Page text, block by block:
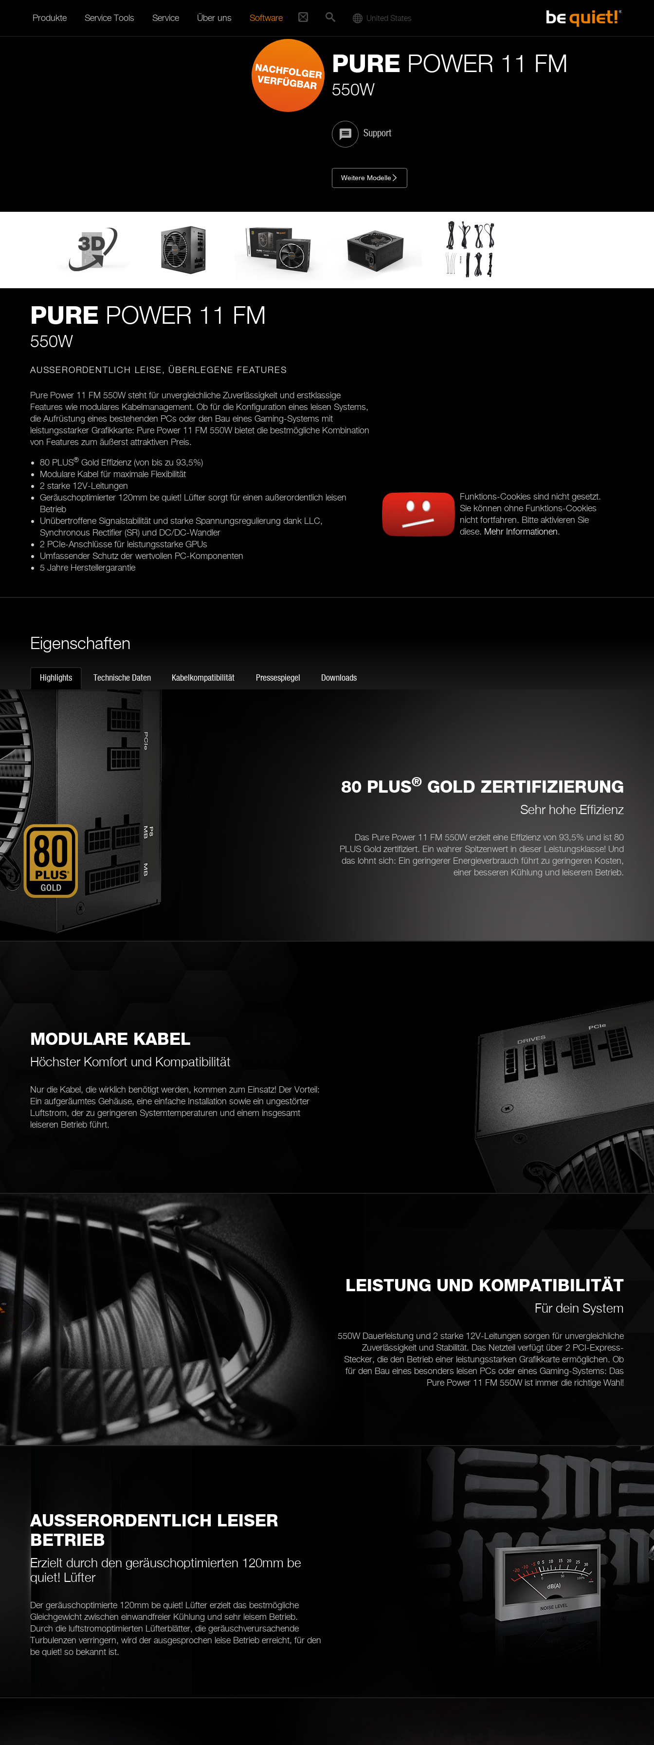
Produkte Service Tools Service Über uns Software United States
PURE POWER 11 FM
550W
Support
Weitere Modelle
PURE POWER 11 FM
550W
AUSSERORDENTLICH LEISE, ÜBERLEGENE FEATURES
Pure Power 11 FM 550W steht für unvergleichliche Zuverlässigkeit und erstklassige
Features wie modulares Kabelmanagement. Ob für die Konfiguration eines leisen Systems,
die Aufrüstung eines bestehenden PCs oder den Bau eines Gaming-Systems mit
leistungsstarker Grafikkarte: Pure Power 11 FM 550W bietet die bestmögliche Kombination
von Features zum äußerst attraktiven Preis.
80 PLUS® Gold Effizienz (von bis zu 93,5%)
Modulare Kabel für maximale Flexibilität
2 starke 12V-Leitungen
Geräuschoptimierter 120mm be quiet! Lüfter sorgt für einen außerordentlich leisen
Betrieb
Unübertroffene Signalstabilität und starke Spannungsregulierung dank LLC,
Synchronous Rectifier (SR) und DC/DC-Wandler
2 PCIe-Anschlüsse für leistungsstarke GPUs
Umfassender Schutz der wertvollen PC-Komponenten
5 Jahre Herstellergarantie
Funktions-Cookies sind nicht gesetzt.
Sie können ohne Funktions-Cookies
nicht fortfahren. Bitte aktivieren Sie
diese. Mehr Informationen.
Eigenschaften
Highlights Technische Daten Kabelkompatibilität Pressespiegel Downloads
80 PLUS® GOLD ZERTIFIZIERUNG
Sehr hohe Effizienz
Das Pure Power 11 FM 550W erzielt eine Effizienz von 93,5% und ist 80
PLUS Gold zertifiziert. Ein wahrer Spitzenwert in dieser Leistungsklasse! Und
das lohnt sich: Ein geringerer Energieverbrauch führt zu geringeren Kosten,
einer besseren Kühlung und leiserem Betrieb.
MODULARE KABEL
Höchster Komfort und Kompatibilität
Nur die Kabel, die wirklich benötigt werden, kommen zum Einsatz! Der Vorteil:
Ein aufgeräumtes Gehäuse, eine einfache Installation sowie ein ungestörter
Luftstrom, der zu geringeren Systemtemperaturen und einem insgesamt
leiseren Betrieb führt.
LEISTUNG UND KOMPATIBILITÄT
Für dein System
550W Dauerleistung und 2 starke 12V-Leitungen sorgen für unvergleichliche
Zuverlässigkeit und Stabilität. Das Netzteil verfügt über 2 PCI-Express-
Stecker, die den Betrieb einer leistungsstarken Grafikkarte ermöglichen. Ob
für den Bau eines besonders leisen PCs oder eines Gaming-Systems: Das
Pure Power 11 FM 550W ist immer die richtige Wahl!
AUSSERORDENTLICH LEISER
BETRIEB
Erzielt durch den geräuschoptimierten 120mm be
quiet! Lüfter
Der geräuschoptimierte 120mm be quiet! Lüfter erzielt das bestmögliche
Gleichgewicht zwischen einwandfreier Kühlung und sehr leisem Betrieb.
Durch die luftstromoptimierten Lüfterblätter, die geräuschverursachende
Turbulenzen verringern, wird der ausgesprochen leise Betrieb erreicht, für den
be quiet! so bekannt ist.